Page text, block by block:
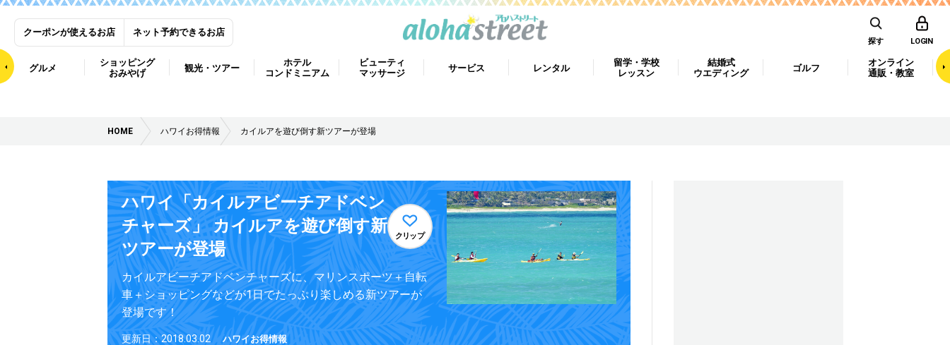
クーポンが使えるお店 ネット予約できるお店
探す LOGIN
グルメ
ショッピング
おみやげ
観光・ツアー
ホテル
コンドミニアム
ビューティ
マッサージ
サービス レンタル
留学・学校
レッスン
結婚式
ウエディング
ゴルフ
オンライン
通販・教室
HOME ハワイお得情報 カイルアを遊び倒す新ツアーが登場
ハワイ「カイルアビーチアドベン
チャーズ」 カイルアを遊び倒す新
ツアーが登場
クリップ
カイルアビーチアドベンチャーズに、マリンスポーツ＋自転
車＋ショッピングなどが1日でたっぷり楽しめる新ツアーが
登場です！
更新日：2018.03.02 ハワイお得情報